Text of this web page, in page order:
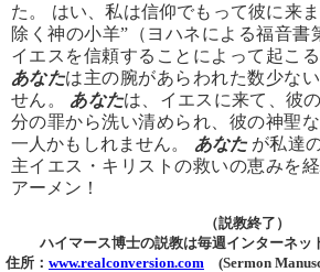
た。 はい、私は信仰でもって彼に来
除く神の小羊”（ヨハネによる福音書
イエスを信頼することによって起こ
あなたは主の腕があらわれた数少な
せん。 あなたは、イエスに来て、彼
分の罪から洗い清められ、彼の神聖
一人かもしれません。 あなた が私達
主イエス・キリストの救いの恵みを
アーメン！
（説教終了）
ハイマース博士の説教は毎週インターネッ
住所： www.realconversion.com (Sermon